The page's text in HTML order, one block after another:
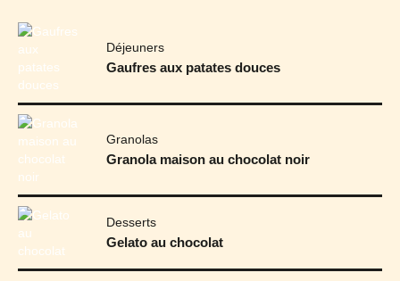
Déjeuners
Gaufres aux patates douces
Granolas
Granola maison au chocolat noir
Desserts
Gelato au chocolat